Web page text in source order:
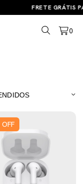
FRETE GRÁTIS
0
OFF